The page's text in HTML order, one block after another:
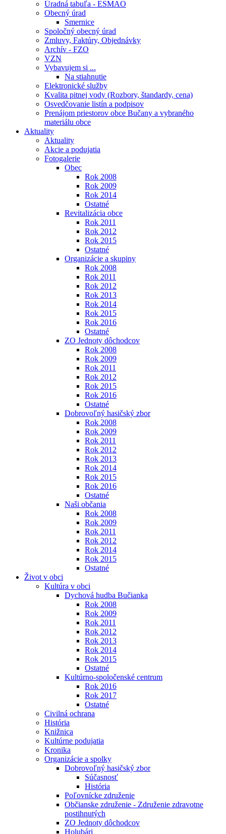
Úradná tabuľa - ESMAO
Obecný úrad
Smernice
Spoločný obecný úrad
Zmluvy, Faktúry, Objednávky
Archív - FZO
VZN
Vybavujem si ...
Na stiahnutie
Elektronické služby
Kvalita pitnej vody (Rozbory, štandardy, cena)
Osvedčovanie listín a podpisov
Prenájom priestorov obce Bučany a vybraného
materiálu obce
Aktuality
Aktuality
Akcie a podujatia
Fotogalerie
Obec
Rok 2008
Rok 2009
Rok 2014
Ostatné
Revitalizácia obce
Rok 2011
Rok 2012
Rok 2015
Ostatné
Organizácie a skupiny
Rok 2008
Rok 2011
Rok 2012
Rok 2013
Rok 2014
Rok 2015
Rok 2016
Ostatné
ZO Jednoty dôchodcov
Rok 2008
Rok 2009
Rok 2011
Rok 2012
Rok 2015
Rok 2016
Ostatné
Dobrovoľný hasičský zbor
Rok 2008
Rok 2009
Rok 2011
Rok 2012
Rok 2013
Rok 2014
Rok 2015
Rok 2016
Ostatné
Naši občania
Rok 2008
Rok 2009
Rok 2011
Rok 2012
Rok 2014
Rok 2015
Ostatné
Život v obci
Kultúra v obci
Dychová hudba Bučianka
Rok 2008
Rok 2009
Rok 2011
Rok 2012
Rok 2013
Rok 2014
Rok 2015
Ostatné
Kultúrno-spoločenské centrum
Rok 2016
Rok 2017
Ostatné
Civilná ochrana
História
Knižnica
Kultúrne podujatia
Kronika
Organizácie a spolky
Dobrovoľný hasičský zbor
Súčasnosť
História
Poľovnícke združenie
Občianske združenie - Združenie zdravotne
postihnutých
ZO Jednoty dôchodcov
Holubári